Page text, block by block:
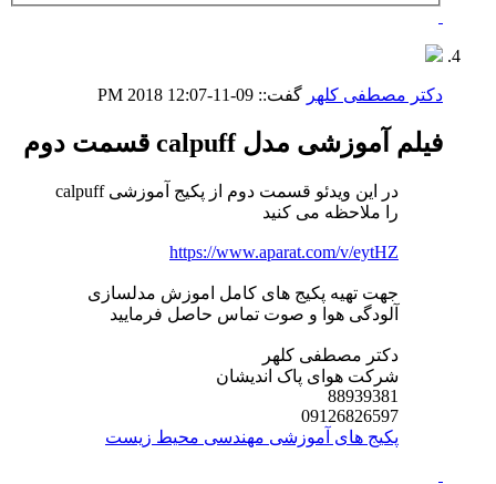
دکتر مصطفی کلهر گفت:: 09-11-2018
12:07 PM
فیلم آموزشی مدل calpuff قسمت دوم
در این ویدئو قسمت دوم از پکیج آموزشی calpuff
را ملاحظه می کنید
https://www.aparat.com/v/eytHZ
جهت تهیه پکیج های کامل اموزش مدلسازی
آلودگی هوا و صوت تماس حاصل فرمایید
دکتر مصطفی کلهر
شرکت هوای پاک اندیشان
88939381
09126826597
پکیج های آموزشی مهندسی محیط زیست